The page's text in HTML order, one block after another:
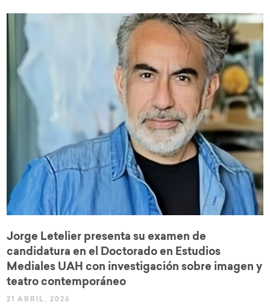
Jorge Letelier presenta su examen de
candidatura en el Doctorado en Estudios
Mediales UAH con investigación sobre imagen y
teatro contemporáneo
21 ABRIL, 2026